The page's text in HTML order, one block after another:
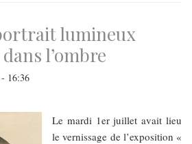
lumineux
l’ombre
16:36
Le mardi 1er juillet avait lieu
le vernissage de l’exposition «